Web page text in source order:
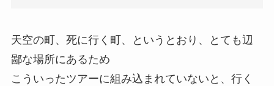
天空の町、死に行く町、というとおり、とても辺
鄙な場所にあるため
こういったツアーに組み込まれていないと、行く